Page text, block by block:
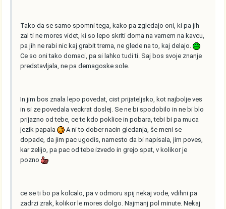
Tako da se samo spomni tega, kako pa zgledajo oni, ki pa jih
zal ti ne mores videt, ki so lepo skriti doma na varnem na kavcu,
pa jih ne rabi nic kaj grabit trema, ne glede na to, kaj delajo.
Ce so oni tako domaci, pa si lahko tudi ti. Saj bos svoje znanje
predstavljala, ne pa demagoske sole.
In jim bos znala lepo povedat, cist prijateljsko, kot najbolje ves
in si ze povedala veckrat doslej. Se ne bi spodobilo in ne bi blo
prijazno od tebe, ce te kdo poklice in pobara, tebi bi pa muca
jezik papala
A ni to dober nacin gledanja, še meni se
dopade, da jim pac ugodis, namesto da bi napisala, jim poves,
kar zelijo, pa pac od tebe izvedo in grejo spat, v kolikor je
pozno
ce se ti bo pa kolcalo, pa v odmoru spij nekaj vode, vdihni pa
zadrzi zrak, kolikor le mores dolgo. Najmanj pol minute. Nekaj